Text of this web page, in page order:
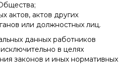
актов, актов других
или должностных лиц.
данных работников
в целях
законов и иных нормативных